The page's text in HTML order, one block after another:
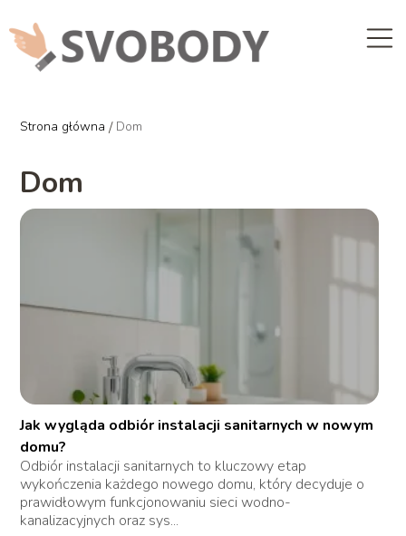
Strona główna / Dom
Dom
Jak wygląda odbiór instalacji sanitarnych w nowym
domu?
Odbiór instalacji sanitarnych to kluczowy etap
wykończenia każdego nowego domu, który decyduje o
prawidłowym funkcjonowaniu sieci wodno-
kanalizacyjnych oraz sys...